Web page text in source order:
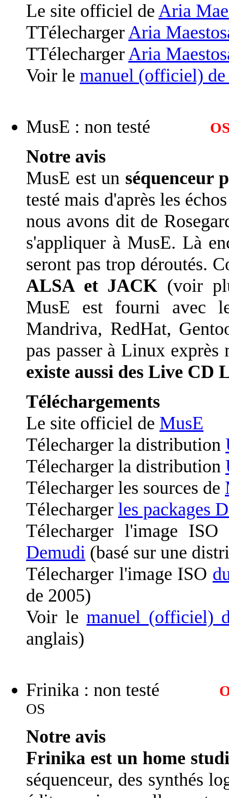
Le site officiel de Aria
TTélechargerAria
TTélechargerAria
Voir le manuel (officiel)
MusE : non testé
Notre avis
MusE est un séquenceur
testé mais d'après les
nous avons dit de
s'appliquer à MusE. Là
seront pas trop déroutés.
ALSA et JACK (voir
MusE est fourni avec
Mandriva, RedHat,
pas passer à Linux
existe aussi des Live CD
Téléchargements
Le site officiel de MusE
Télecharger la distribution
Télecharger la distribution
Télecharger les sources de
Télecharger les packages
Télecharger l'image
Demudi (basé sur une
Télecharger l'image ISO
de 2005)
Voir lemanuel (officiel)
anglais)
Frinika : non testé
OS
Notre avis
Frinika est un home
séquenceur, des synthés